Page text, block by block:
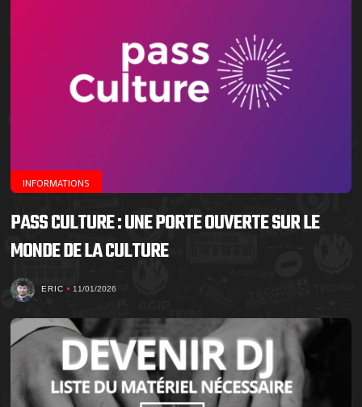
INFORMATIONS
PASS CULTURE : UNE PORTE OUVERTE SUR LE
MONDE DE LA CULTURE
ERIC 11/01/2026